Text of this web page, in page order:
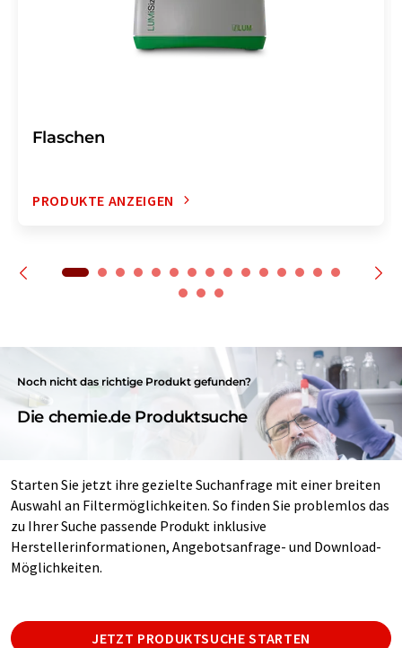
Flaschen
PRODUKTE ANZEIGEN
Noch nicht das richtige Produkt gefunden?
Die chemie.de Produktsuche
Starten Sie jetzt ihre gezielte Suchanfrage mit einer breiten
Auswahl an Filtermöglichkeiten. So finden Sie problemlos das
zu Ihrer Suche passende Produkt inklusive
Herstellerinformationen, Angebotsanfrage- und Download-
Möglichkeiten.
JETZT PRODUKTSUCHE STARTEN